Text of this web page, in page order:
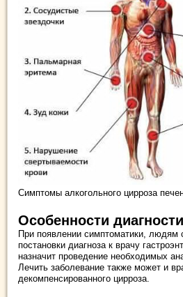
Симптомы алкогольного цирроза
Особенности
При появлении симптоматики, людям
постановки диагноза к врачу
назначит проведение необходимых
Лечить заболевание также может и
декомпенсированного цирроза.